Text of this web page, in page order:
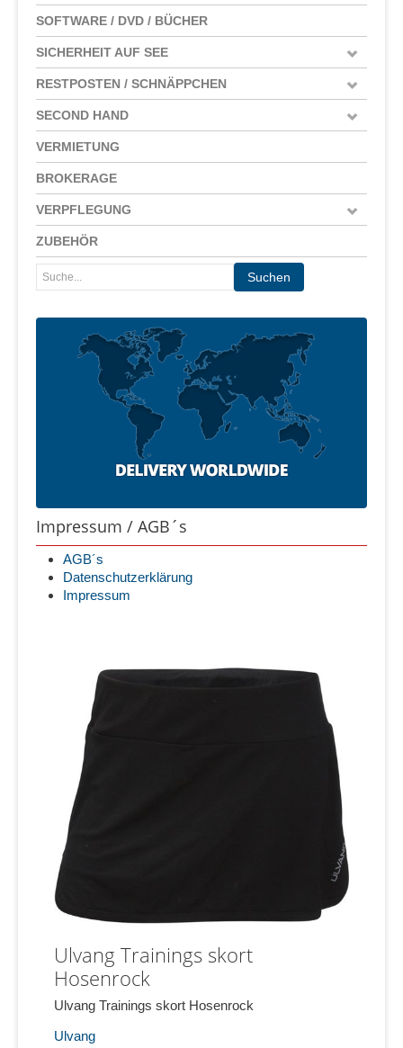
SOFTWARE / DVD / BÜCHER
SICHERHEIT AUF SEE
RESTPOSTEN / SCHNÄPPCHEN
SECOND HAND
VERMIETUNG
BROKERAGE
VERPFLEGUNG
ZUBEHÖR
Impressum / AGB´s
AGB´s
Datenschutzerklärung
Impressum
Ulvang Trainings skort
Hosenrock
Ulvang Trainings skort Hosenrock
Ulvang